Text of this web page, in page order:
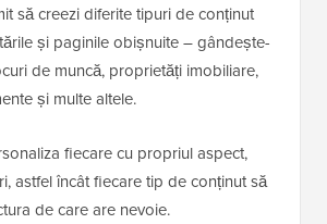
să creezi diferite tipuri de conținut
și paginile obișnuite – gândește-
de muncă, proprietăți imobiliare,
și multe altele.
fiecare cu propriul aspect,
astfel încât fiecare tip de conținut să
de care are nevoie.